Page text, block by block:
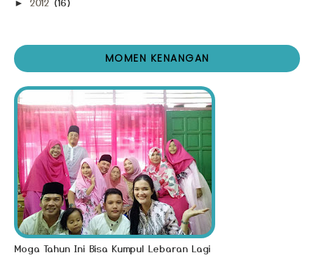
►
MOMEN KENANGAN
Moga Tahun Ini Bisa Kumpul Lebaran Lagi